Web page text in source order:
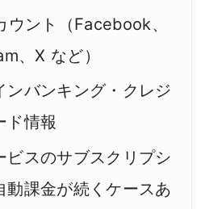
ウント（Facebook、
、X など）
ンバンキング・クレジ
ド情報
ビスのサブスクリプシ
動課金が続くケースあ